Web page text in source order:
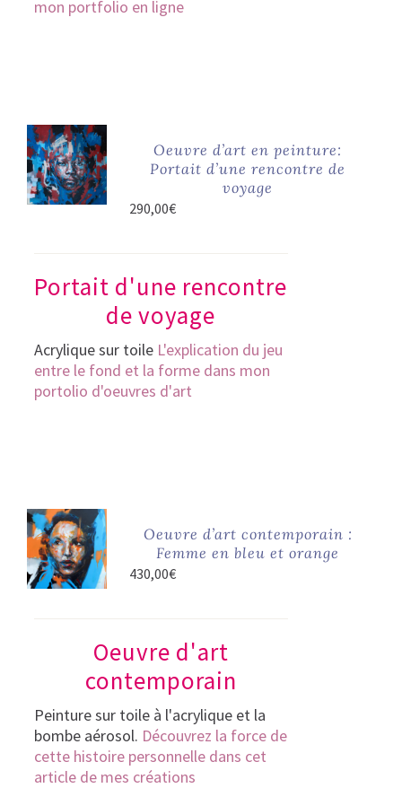
mon portfolio en ligne
AJOUTER
AU PANIER
Oeuvre d’art en peinture:
Portait d’une rencontre de
voyage
290,00€
Portait d'une rencontre
de voyage
Acrylique sur toile L'explication du jeu
entre le fond et la forme dans mon
portolio d'oeuvres d'art
Oeuvre d’art contemporain :
Femme en bleu et orange
430,00€
Oeuvre d'art
contemporain
Peinture sur toile à l'acrylique et la
bombe aérosol. Découvrez la force de
cette histoire personnelle dans cet
article de mes créations